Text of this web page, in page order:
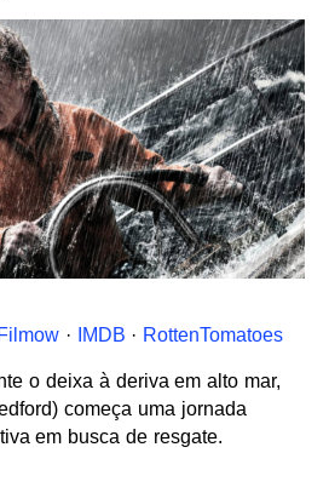
Filmow· IMDB · RottenTomatoes
o deixa à deriva em alto mar,
começa uma jornada
em busca de resgate.